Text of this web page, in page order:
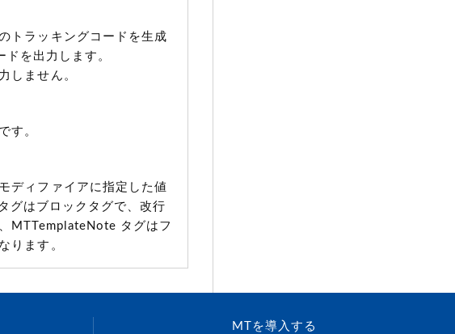
トラッキングコードを生成
を出力します。
しません。
す。
ディファイアに指定した値
タグはブロックタグで、改行
MTTemplateNote タグはフ
ります。
MTを導入する